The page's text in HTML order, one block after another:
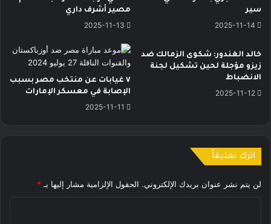
سير
2025-11-14
مصير أشرف داري
2025-11-13
خالد الغندور: شكوى الزمالك ضد
زيزو مؤجلة لحين تشكيل لجنة
الانضباط
2025-11-12
٧ غيابات عن منتخب مصر بسبب
الإصابة في معسكر الإمارات
2025-11-11
اترك تعليقاً
لن يتم نشر عنوان بريدك الإلكتروني. الحقول الإلزامية مشار إليها بـ *